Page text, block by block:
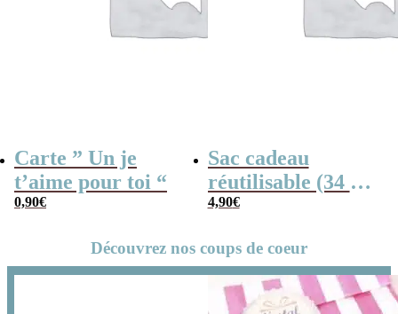
Carte ” Un je
t’aime pour toi “
0,90€
Sac cadeau
réutilisable (34 x
42 cm) et sa carte
pour toi
4,90€
Découvrez nos coups de coeur